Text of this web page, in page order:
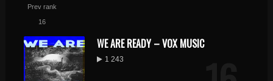
Prev rank
16
WE ARE READY – VOX MUSIC
1 243